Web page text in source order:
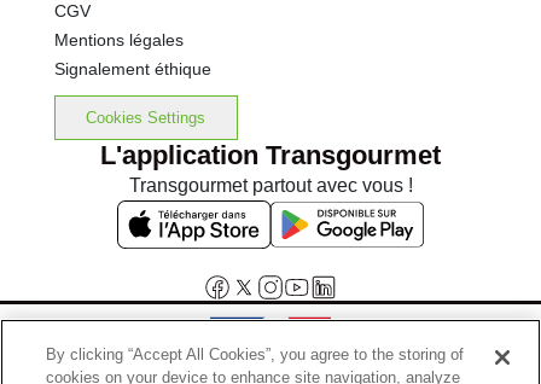
CGV
Mentions légales
Signalement éthique
Cookies Settings
L'application Transgourmet
Transgourmet partout avec vous !
By clicking “Accept All Cookies”, you agree to the storing of
cookies on your device to enhance site navigation, analyze